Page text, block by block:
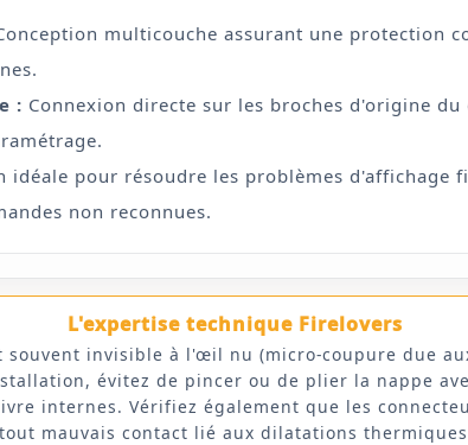
multicouche assurant une protection
: Connexion directe sur les broches d'origine
idéale pour résoudre les problèmes d'affichage
non reconnues.
L'expertise technique Firelovers
souvent invisible à l'œil nu (micro-coupure due
évitez de pincer ou de plier la nappe
internes. Vérifiez également que les
mauvais contact lié aux dilatations